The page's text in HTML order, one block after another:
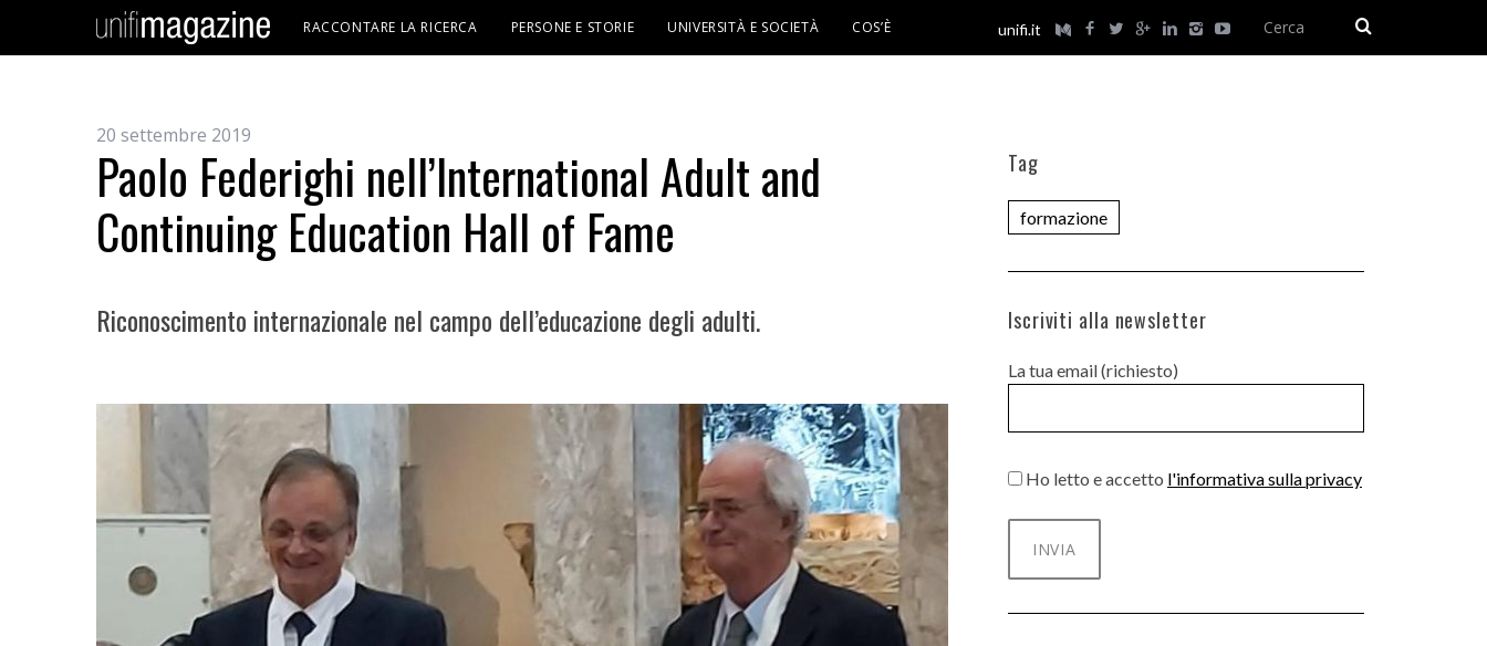
unifi.it
RACCONTARE LA RICERCA PERSONE E STORIE UNIVERSITÀ E SOCIETÀ COS’È
20 settembre 2019
Paolo Federighi nell’International Adult and
Continuing Education Hall of Fame
Riconoscimento internazionale nel campo dell’educazione degli adulti.
Tag
formazione
Iscriviti alla newsletter
La tua email (richiesto)
Ho letto e accetto l'informativa sulla privacy